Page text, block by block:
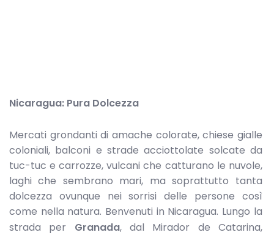
Nicaragua: Pura Dolcezza
Mercati grondanti di amache colorate, chiese gialle
coloniali, balconi e strade acciottolate solcate da
tuc-tuc e carrozze, vulcani che catturano le nuvole,
laghi che sembrano mari, ma soprattutto tanta
dolcezza ovunque nei sorrisi delle persone così
come nella natura. Benvenuti in Nicaragua. Lungo la
strada per Granada, dal Mirador de Catarina,